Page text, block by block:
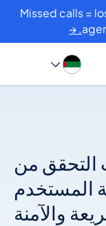
Missed calls =
التحقق من
المستخدم
والآمنة